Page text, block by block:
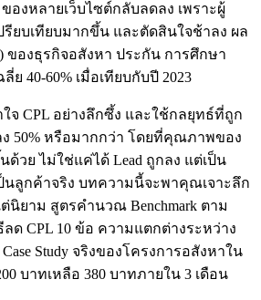
ของหลายเว็บไซต์กลับลดลง เพราะผู้
ยบเทียบมากขึ้น และตัดสินใจช้าลง ผล
ของธุรกิจอสังหา ประกัน การศึกษา
ย 40-60% เมื่อเทียบกับปี 2023
จ CPL อย่างลึกซึ้ง และใช้กลยุทธ์ที่ถูก
ง 50% หรือมากกว่า โดยที่คุณภาพของ
นด้วย ไม่ใช่แค่ได้ Lead ถูกลง แต่เป็น
นลูกค้าจริง บทความนี้จะพาคุณเจาะลึก
นิยาม สูตรคำนวณ Benchmark ตาม
ด CPL 10 ข้อ ความแตกต่างระหว่าง
Study จริงของโครงการอสังหาใน
บาทเหลือ 380 บาทภายใน 3 เดือน